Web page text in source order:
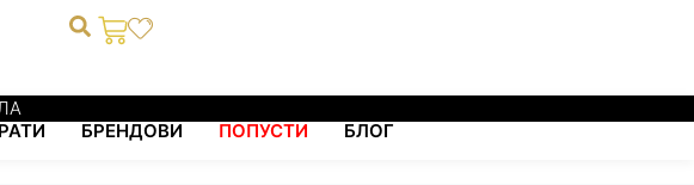
БРЕНДОВИ ПОПУСТИ БЛОГ